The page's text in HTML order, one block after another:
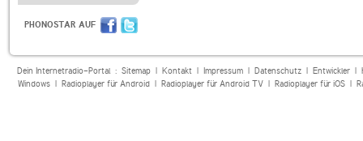
PHONOSTAR AUF
Dein Internetradio-Portal : Sitemap| Kontakt| Impressum| Datenschutz| Entwickler|
Windows| Radioplayer für Android| Radioplayer für Android TV| Radioplayer für iOS|